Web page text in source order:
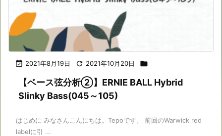
 2021年8月19日  2021年10月20日 
【ベース弦分析②】ERNIE BALL Hybrid
Slinky Bass(045～105)
はじめに みなさんこんにちは。Tepoです。 前回のWarwick red
labelに引 ...